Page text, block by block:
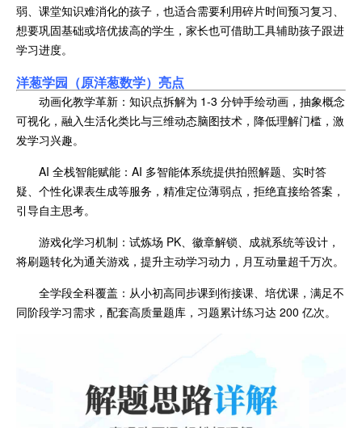
弱、课堂知识难消化的孩子，也适合需要利用碎片时间预习复习、
想要巩固基础或培优拔高的学生，家长也可借助工具辅助孩子跟进
学习进度。
洋葱学园（原洋葱数学）亮点
动画化教学革新：知识点拆解为 1-3 分钟手绘动画，抽象概念
可视化，融入生活化类比与三维动态脑图技术，降低理解门槛，激
发学习兴趣。
AI 全栈智能赋能：AI 多智能体系统提供拍照解题、实时答
疑、个性化课表生成等服务，精准定位薄弱点，拒绝直接给答案，
引导自主思考。
游戏化学习机制：试炼场 PK、徽章解锁、成就系统等设计，
将刷题转化为通关游戏，提升主动学习动力，月互动量超千万次。
全学段全科覆盖：从小初高同步课到衔接课、培优课，满足不
同阶段学习需求，配套高质量题库，习题累计练习达 200 亿次。